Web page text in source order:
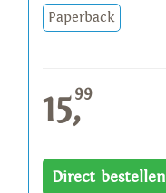
Paperback
15,99
Direct bestellen